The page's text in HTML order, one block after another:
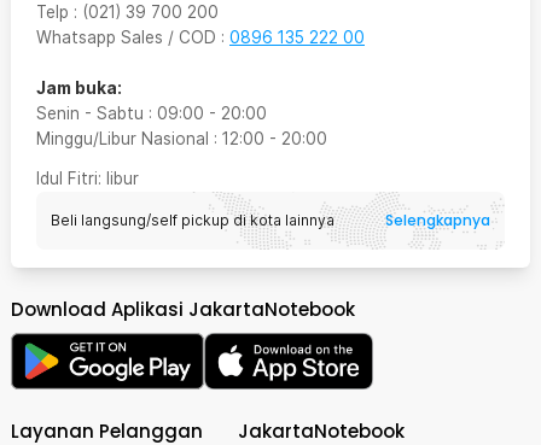
Telp : (021) 39 700 200
Whatsapp Sales / COD : 0896 135 222 00
Jam buka:
Senin - Sabtu : 09:00 - 20:00
Minggu/Libur Nasional : 12:00 - 20:00
Idul Fitri: libur
Beli langsung/self pickup di kota lainnya Selengkapnya
Download Aplikasi JakartaNotebook
Layanan Pelanggan JakartaNotebook